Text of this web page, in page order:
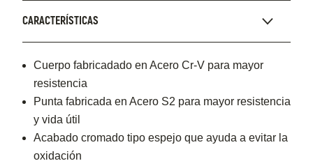
CARACTERÍSTICAS
Cuerpo fabricadado en Acero Cr-V para mayor
resistencia
Punta fabricada en Acero S2 para mayor resistencia
y vida útil
Acabado cromado tipo espejo que ayuda a evitar la
oxidación